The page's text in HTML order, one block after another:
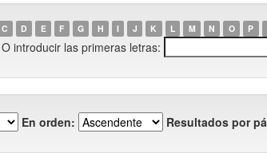
C D E F G H I J K L M N O P
O introducir las primeras letras:
En orden: Resultados por